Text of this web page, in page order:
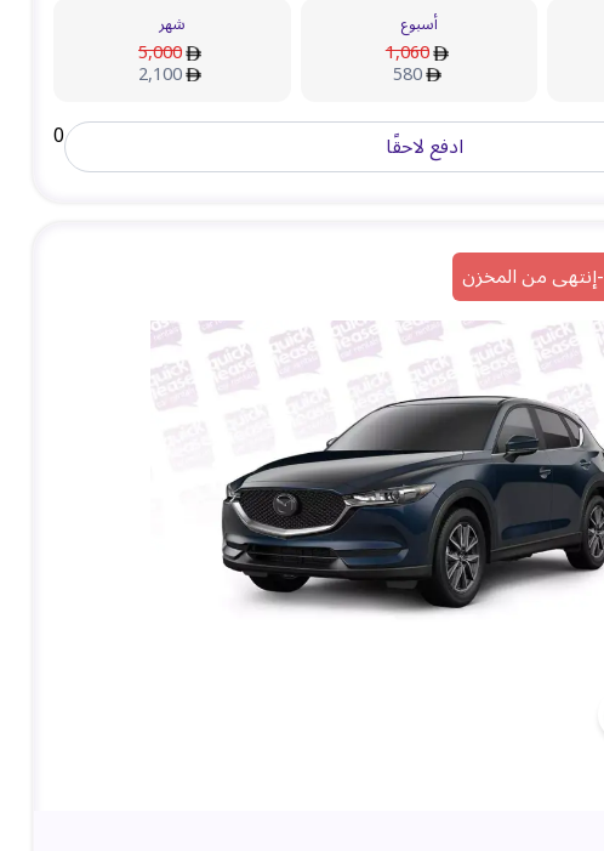
أسبوع
1,060
580
شهر
5,000
2,100
ادفع لاحقًا 0
-إنتهى من المخزن